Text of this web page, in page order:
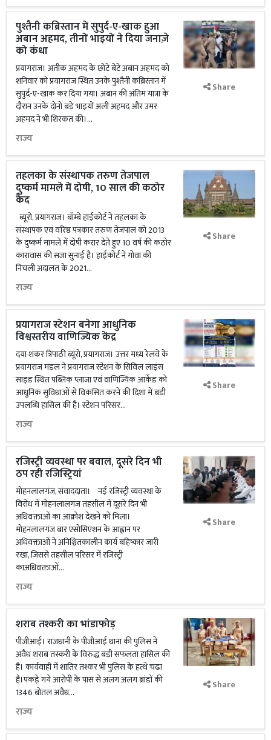
पुश्तैनी कब्रिस्तान में सुपुर्द-ए-खाक हुआ
अबान अहमद, तीनों भाइयों ने दिया जनाज़े
को कंधा
प्रयागराज। अतीक अहमद के छोटे बेटे अबान अहमद को
शनिवार को प्रयागराज स्थित उनके पुश्तैनी कब्रिस्तान में
सुपुर्द-ए-खाक कर दिया गया। अबान की अंतिम यात्रा के
दौरान उनके दोनों बड़े भाइयों अली अहमद और उमर
अहमद ने भी शिरकत की।...
राज्य
Share
तहलका के संस्थापक तरुण तेजपाल
दुष्कर्म मामले में दोषी, 10 साल की कठोर
कैद
ब्यूरो, प्रयागराज। बॉम्बे हाईकोर्ट ने तहलका के
संस्थापक एवं वरिष्ठ पत्रकार तरुण तेजपाल को 2013
के दुष्कर्म मामले में दोषी करार देते हुए 10 वर्ष की कठोर
कारावास की सजा सुनाई है। हाईकोर्ट ने गोवा की
निचली अदालत के 2021...
राज्य
Share
प्रयागराज स्टेशन बनेगा आधुनिक
विश्वस्तरीय वाणिज्यिक केंद्र
दया शंकर त्रिपाठी ब्यूरो, प्रयागराज। उत्तर मध्य रेलवे के
प्रयागराज मंडल ने प्रयागराज स्टेशन के सिविल लाइंस
साइड स्थित पब्लिक प्लाजा एवं वाणिज्यिक आर्केड को
आधुनिक सुविधाओं से विकसित करने की दिशा में बड़ी
उपलब्धि हासिल की है। स्टेशन परिसर...
राज्य
Share
रजिस्ट्री व्यवस्था पर बवाल, दूसरे दिन भी
ठप रही रजिस्ट्रियां
मोहनलालगंज, संवाददाता। नई रजिस्ट्री व्यवस्था के
विरोध में मोहनलालगंज तहसील में दूसरे दिन भी
अधिवक्ताओं का आक्रोश देखने को मिला।
मोहनलालगंज बार एसोसिएशन के आह्वान पर
अधिवक्ताओं ने अनिश्चितकालीन कार्य बहिष्कार जारी
रखा, जिससे तहसील परिसर में रजिस्ट्री
काअधिवक्ताओं...
राज्य
Share
शराब तश्करी का भांडाफोड़
पीजीआई। राजधानी के पीजीआई थाना की पुलिस ने
अवैध शराब तस्करी के विरुद्ध बड़ी सफलता हासिल की
है। कार्यवाही में शातिर तश्कर भी पुलिस के हत्थे चढा
है।पकड़े गये आरोपी के पास से अलग अलग ब्रांडों की
1346 बोतल अवैध...
राज्य
Share